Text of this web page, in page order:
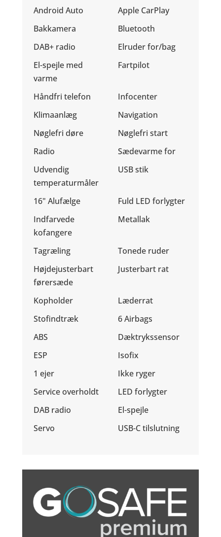
Android Auto
Apple CarPlay
Bakkamera
Bluetooth
DAB+ radio
Elruder for/bag
El-spejle med
varme
Fartpilot
Håndfri telefon
Infocenter
Klimaanlæg
Navigation
Nøglefri døre
Nøglefri start
Radio
Sædevarme for
Udvendig
temperaturmåler
USB stik
16" Alufælge
Fuld LED forlygter
Indfarvede
kofangere
Metallak
Tagræling
Tonede ruder
Højdejusterbart
førersæde
Justerbart rat
Kopholder
Læderrat
Stofindtræk
6 Airbags
ABS
Dæktrykssensor
ESP
Isofix
1 ejer
Ikke ryger
Service overholdt
LED forlygter
DAB radio
El-spejle
Servo
USB-C tilslutning